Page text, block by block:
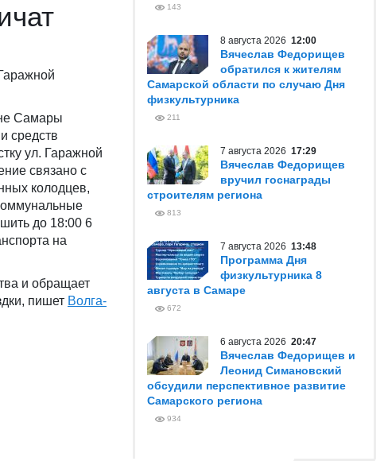
Самары
средств
ул. Гаражной
связано с
колодцев,
до 18:00 6
на
и обращает
пишет Волга-
143
8 августа 2026 12:00
Вячеслав Федорищев
обратился к жителям
Самарской области по случаю Дня
физкультурника
211
7 августа 2026 17:29
Вячеслав Федорищев
вручил госнаграды
строителям региона
813
7 августа 2026 13:48
Программа Дня
физкультурника 8
августа в Самаре
672
6 августа 2026 20:47
Вячеслав Федорищев и
Леонид Симановский
обсудили перспективное развитие
Самарского региона
934